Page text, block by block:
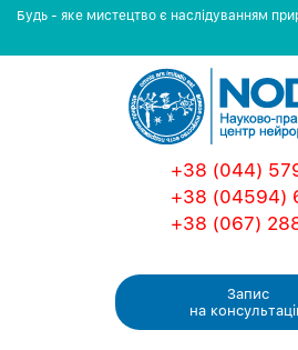
Будь - яке мистецтво є наслідуванням
+38 (044)
+38 (04594)
+38 (067)
Запис
на